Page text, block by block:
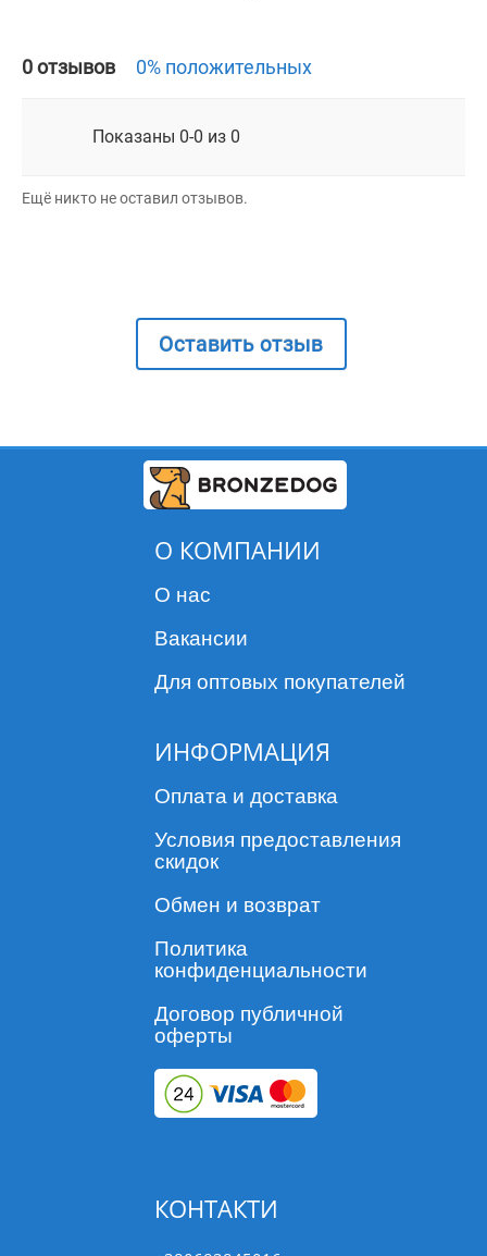
0 отзывов 0% положительных
Показаны 0-0 из 0
Ещё никто не оставил отзывов.
Оставить отзыв
О КОМПАНИИ
О нас
Вакансии
Для оптовых покупателей
ИНФОРМАЦИЯ
Оплата и доставка
Условия предоставления
скидок
Обмен и возврат
Политика
конфиденциальности
Договор публичной
оферты
КОНТАКТИ